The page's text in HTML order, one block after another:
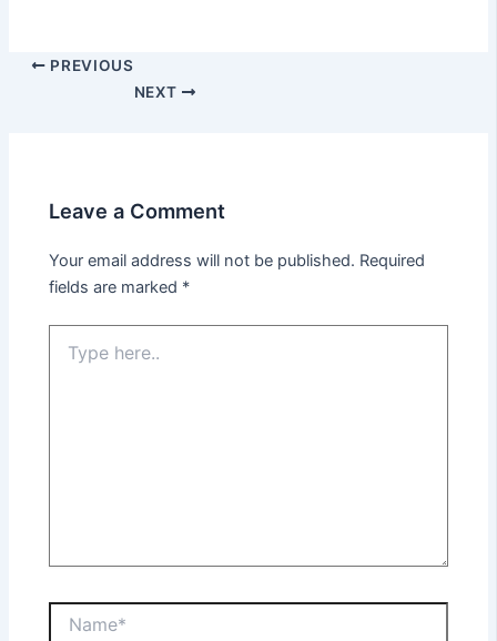
PREVIOUS
NEXT
Leave a Comment
Your email address will not be published. Required
fields are marked *
here..